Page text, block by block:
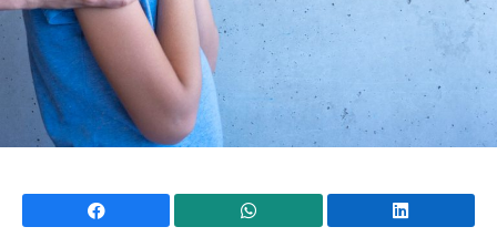
Facebook WhatsApp